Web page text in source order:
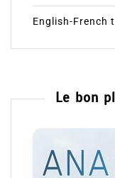
English-French
Le bon